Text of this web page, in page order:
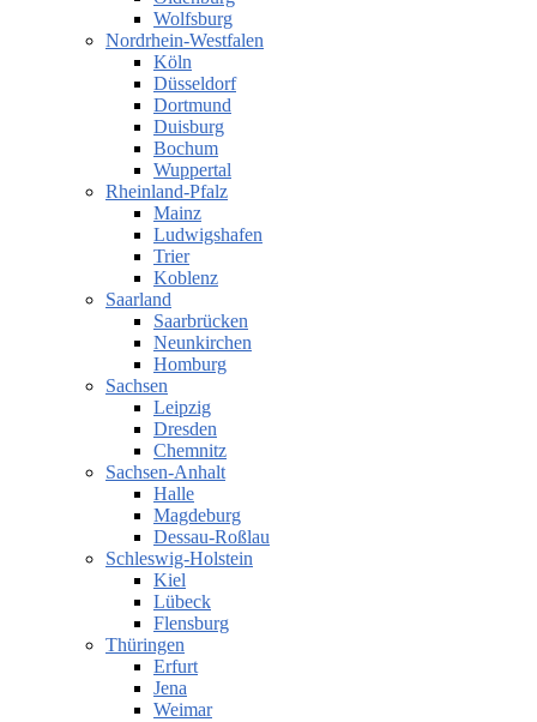
Wolfsburg
Nordrhein-Westfalen
Köln
Düsseldorf
Dortmund
Duisburg
Bochum
Wuppertal
Rheinland-Pfalz
Mainz
Ludwigshafen
Trier
Koblenz
Saarland
Saarbrücken
Neunkirchen
Homburg
Sachsen
Leipzig
Dresden
Chemnitz
Sachsen-Anhalt
Halle
Magdeburg
Dessau-Roßlau
Schleswig-Holstein
Kiel
Lübeck
Flensburg
Thüringen
Erfurt
Jena
Weimar